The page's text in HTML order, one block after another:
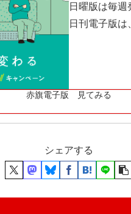
日曜版は毎週
日刊電子版
赤旗電子版 見てみる
シェアする